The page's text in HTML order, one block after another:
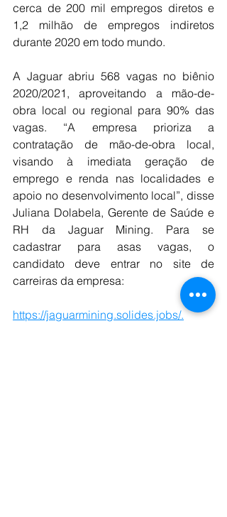
cerca de 200 mil empregos diretos e
1,2 milhão de empregos indiretos
durante 2020 em todo mundo.
A Jaguar abriu 568 vagas no biênio
2020/2021, aproveitando a mão-de-
obra local ou regional para 90% das
vagas. “A empresa prioriza a
contratação de mão-de-obra local,
visando à imediata geração de
emprego e renda nas localidades e
apoio no desenvolvimento local”, disse
Juliana Dolabela, Gerente de Saúde e
RH da Jaguar Mining. Para se
cadastrar para asas vagas, o
candidato deve entrar no site de
carreiras da empresa:
https://jaguarmining.solides.jobs/.